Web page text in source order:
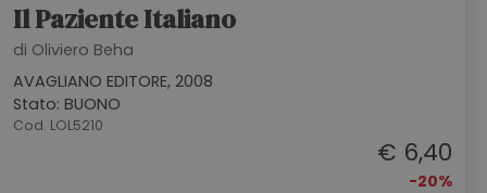
Il Paziente Italiano
di Oliviero Beha
AVAGLIANO EDITORE, 2008
Stato: BUONO
Cod. LOL5210
€ 6,40
-20%